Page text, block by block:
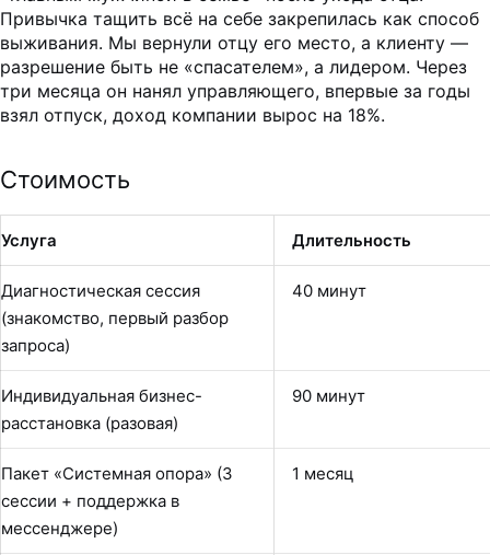
Привычка тащить всё на себе закрепилась как способ
выживания. Мы вернули отцу его место, а клиенту —
разрешение быть не «спасателем», а лидером. Через
три месяца он нанял управляющего, впервые за годы
взял отпуск, доход компании вырос на 18%.
Стоимость
Услуга Длительность
Диагностическая сессия
(знакомство, первый разбор
запроса)
40 минут
Индивидуальная бизнес-
расстановка (разовая)
90 минут
Пакет «Системная опора» (3
сессии + поддержка в
мессенджере)
1 месяц